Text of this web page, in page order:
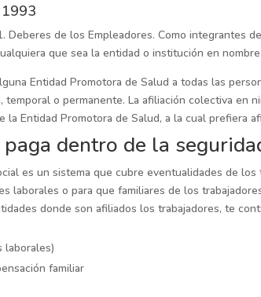
Deberes de los Empleadores. Como integrantes
que sea la entidad o institución en
Entidad Promotora de Salud a todas las
temporal o permanente. La afiliación colectiva en
la Entidad Promotora de Salud, a la cual prefiera
paga dentro de la
es un sistema que cubre eventualidades de
laborales o para que familiares de los
donde son afiliados los trabajadores, te
laborales)
familiar